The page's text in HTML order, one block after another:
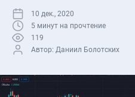
10 дек., 2020
5 минут на прочтение
119
Автор: Даниил Болотских